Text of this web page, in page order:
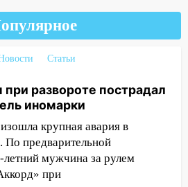
мужчину
улицах Ульяновска
холодную воду
двоих участников
схемы при ЦГКБ
на 7 и 8 лет
сбили над
и Саратовской
Статьи
развороте пострадал
иномарки
крупная авария в
По предварительной
мужчина за рулем
при